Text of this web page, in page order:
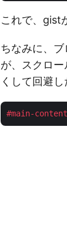
これで、gist
ちなみに、
が、スクロ
くして回避し
#main-